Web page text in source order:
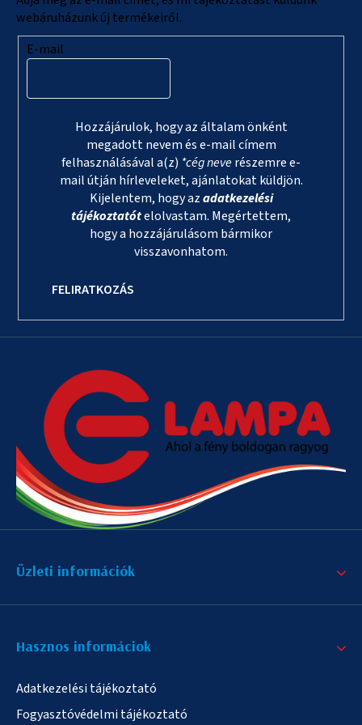
webáruházunk új termékeiről.
E-mail
Hozzájárulok, hogy az általam önként
megadott nevem és e-mail címem
felhasználásával a(z) *cég neverészemre e-
mail útján hírleveleket, ajánlatokat küldjön.
Kijelentem, hogy azadatkezelési
tájékoztatótelolvastam. Megértettem,
hogy a hozzájárulásom bármikor
visszavonhatom.
FELIRATKOZÁS
Üzleti információk
Hasznos informáciok
Adatkezelési tájékoztató
Fogyasztóvédelmi tájékoztató